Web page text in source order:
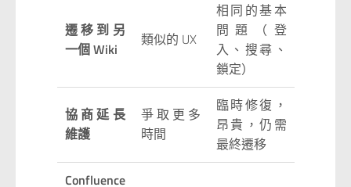
遷移到另
一個 Wiki
類似的 UX
相同的基本
問題（登
入、搜尋、
鎖定）
協商延長
維護
爭取更多
時間
臨時修復，
昂貴，仍需
最終遷移
Confluence